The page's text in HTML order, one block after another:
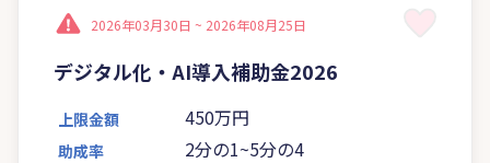
2026年03月30日 ~ 2026年08月25日
デジタル化・AI導入補助金2026
上限金額 450万円
助成率 2分の1~5分の4